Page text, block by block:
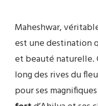
Maheshwar,
est une destination
et beauté
long des rives du
pour ses magnifiques